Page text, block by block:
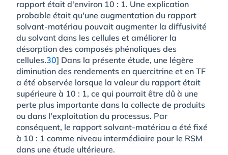
rapport était d'environ 10 : 1. Une explication
probable était qu'une augmentation du rapport
solvant-matériau pouvait augmenter la diffusivité
du solvant dans les cellules et améliorer la
désorption des composés phénoliques des
cellules.30] Dans la présente étude, une légère
diminution des rendements en quercitrine et en TF
a été observée lorsque la valeur du rapport était
supérieure à 10 : 1, ce qui pourrait être dû à une
perte plus importante dans la collecte de produits
ou dans l'exploitation du processus. Par
conséquent, le rapport solvant-matériau a été fixé
à 10 : 1 comme niveau intermédiaire pour le RSM
dans une étude ultérieure.